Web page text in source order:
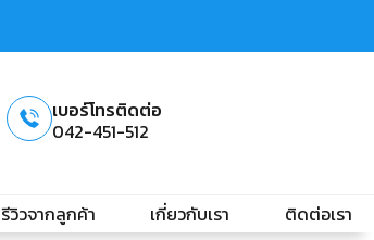
เบอร์โทรติดต่อ
042-451-512
รีวิวจากลูกค้า เกี่ยวกับเรา ติดต่อเรา